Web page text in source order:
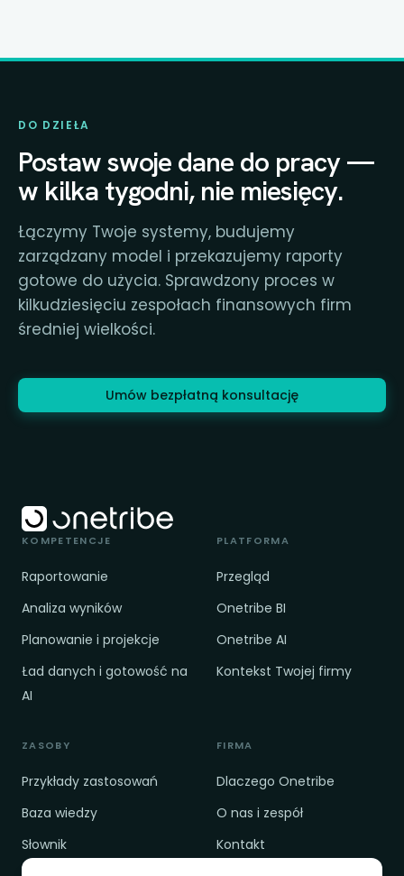
DO DZIEŁA
Postaw swoje dane do pracy —
w kilka tygodni, nie miesięcy.
Łączymy Twoje systemy, budujemy
zarządzany model i przekazujemy raporty
gotowe do użycia. Sprawdzony proces w
kilkudziesięciu zespołach finansowych firm
średniej wielkości.
Umów bezpłatną konsultację
KOMPETENCJE
Raportowanie
Analiza wyników
Planowanie i projekcje
Ład danych i gotowość na
AI
PLATFORMA
Przegląd
Onetribe BI
Onetribe AI
Kontekst Twojej firmy
ZASOBY
Przykłady zastosowań
Baza wiedzy
Słownik
FIRMA
Dlaczego Onetribe
O nas i zespół
Kontakt